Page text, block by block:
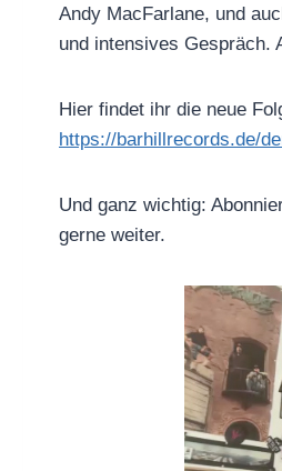
Andy MacFarlane, und
und intensives Gespräch.
Hier findet ihr die neue
https://barhillrecords.de/
Und ganz wichtig:
gerne weiter.